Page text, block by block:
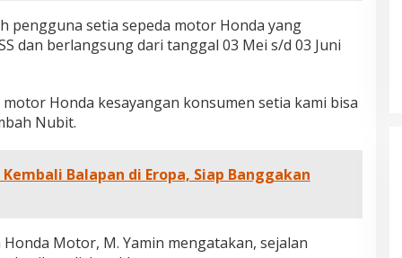
pengguna setia sepeda motor Honda yang
dan berlangsung dari tanggal 03 Mei s/d 03 Juni
Honda kesayangan konsumen setia kami bisa
Nubit.
Balapan di Eropa, Siap Banggakan
Motor, M. Yamin mengatakan, sejalan